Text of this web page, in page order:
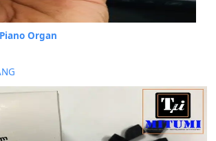
cho đàn PSR-SX900 PSR-SX920 tại
Đặt Sample Đàn Organ Yamaha Tận Nhà
Dẫn Sử Dụng Đàn Organ/Keyboard
TPHCM | MITUMI
liệu sample cho đàn Yamaha PSR-S750